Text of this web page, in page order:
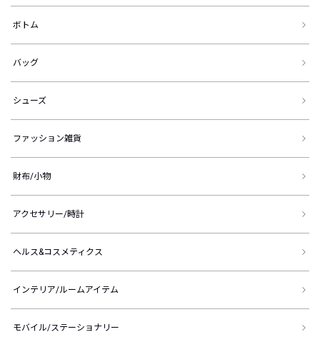
ボトム
バッグ
シューズ
ファッション雑貨
財布/小物
アクセサリー/時計
ヘルス&コスメティクス
インテリア/ルームアイテム
モバイル/ステーショナリー